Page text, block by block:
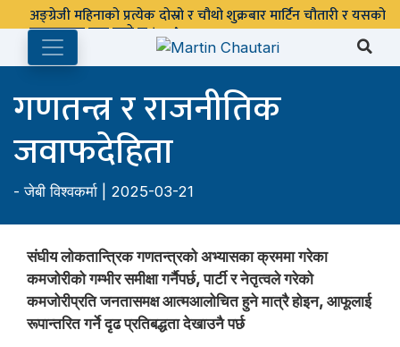
गणतन्त्र र राजनीतिक
जवाफदेहिता
-जेबी विश्वकर्मा | 2025-03-21
संघीय लोकतान्त्रिक गणतन्त्रको अभ्यासका क्रममा गरेका
कमजोरीको गम्भीर समीक्षा गर्नैपर्छ, पार्टी र नेतृत्वले गरेको
कमजोरीप्रति जनतासमक्ष आत्मआलोचित हुने मात्रै होइन, आफूलाई
रूपान्तरित गर्ने दृढ प्रतिबद्धता देखाउनै पर्छ